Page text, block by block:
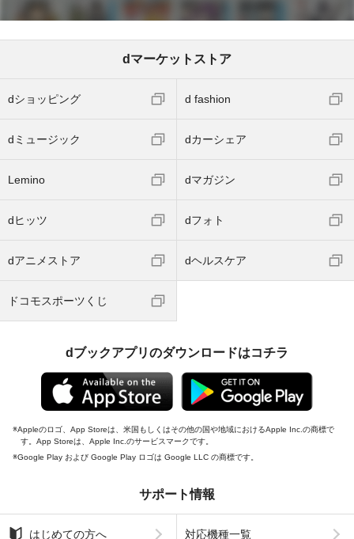
dマーケットストア
dショッピング d fashion
dミュージック dカーシェア
Lemino dマガジン
dヒッツ dフォト
dアニメストア dヘルスケア
ドコモスポーツくじ
dブックアプリのダウンロードはコチラ
Appleのロゴ、App Storeは、米国もしくはその他の国や地域におけるApple Inc.の商標で
す。App Storeは、Apple Inc.のサービスマークです。
Google Play および Google Play ロゴは Google LLC の商標です。
サポート情報
はじめての方へ 対応機種一覧